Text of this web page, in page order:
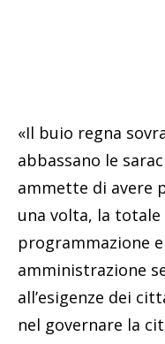
«Il buio regna
abbassano le
ammette di avere
una volta, la totale
programmazione
amministrazione
all’esigenze dei
nel governare la